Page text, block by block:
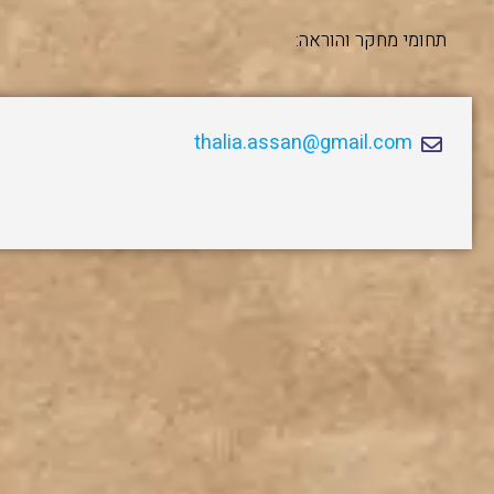
תחומי מחקר והוראה:
thalia.assan@gmail.com